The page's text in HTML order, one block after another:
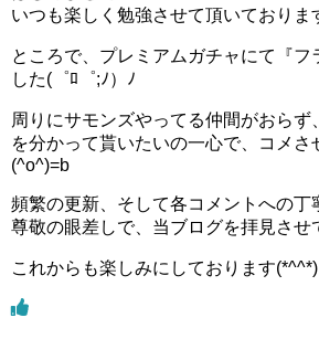
いつも楽しく勉強させて頂いておりま
ところで、プレミアムガチャにて『フ
した(゜ﾛ゜;ﾉ）ﾉ
周りにサモンズやってる仲間がおらず
を分かって貰いたいの一心で、コメさ
(^o^)=b
頻繁の更新、そして各コメントへの丁
尊敬の眼差しで、当ブログを拝見させ
これからも楽しみにしております(*^^*)